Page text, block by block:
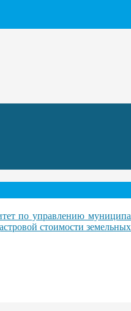
по управлению
стоимости